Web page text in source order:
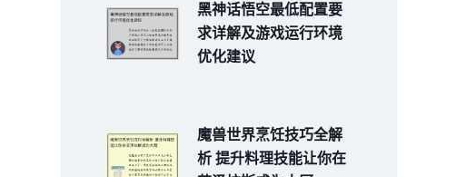
黑神话悟空最低配置要
求详解及游戏运行环境
优化建议
魔兽世界烹饪技巧全解
析 提升料理技能让你在